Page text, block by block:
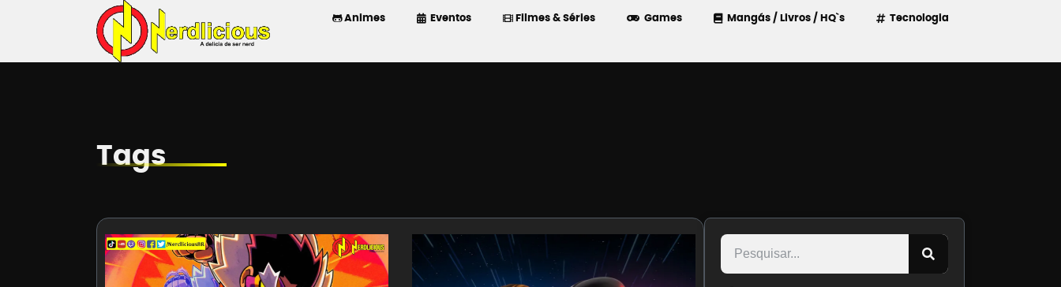
Animes Eventos Filmes & Séries Games Mangás / Livros / HQ`s Tecnologia
Tags